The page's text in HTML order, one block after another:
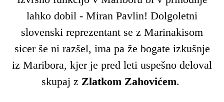
lahko dobil - Miran Pavlin! Dolgoletni
slovenski reprezentant se z Marinakisom
sicer še ni razšel, ima pa že bogate izkušnje
iz Maribora, kjer je pred leti uspešno deloval
skupaj z Zlatkom Zahovićem.